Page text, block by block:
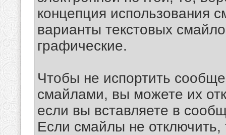
концепция использования
варианты текстовых
графические.
Чтобы не испортить
смайлами, вы можете их
если вы вставляете в
Если смайлы не отключить,